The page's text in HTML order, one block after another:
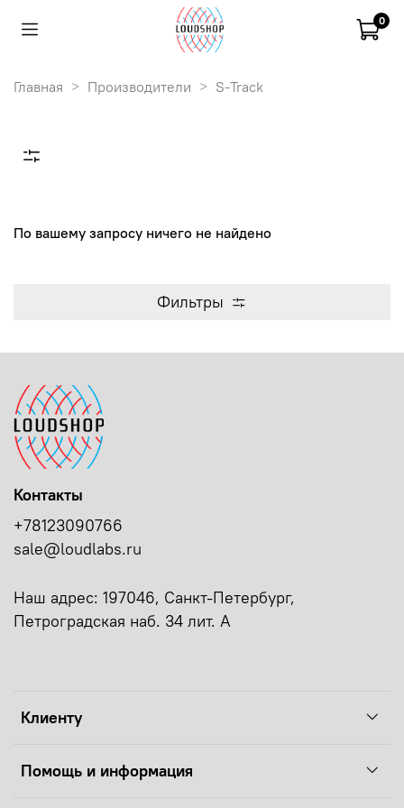
0
Главная Производители S-Track
По вашему запросу ничего не найдено
Фильтры
Клиенту
Помощь и информация
Контакты
+78123090766
sale@loudlabs.ru
Наш адрес: 197046, Санкт-Петербург,
Петроградская наб. 34 лит. А